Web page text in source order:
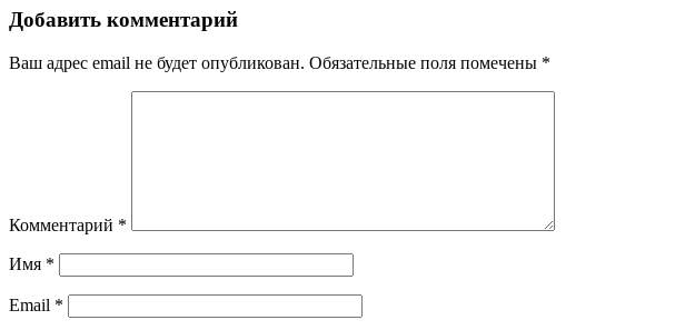
Добавить комментарий
Ваш адрес email не будет опубликован. Обязательные поля помечены *
Комментарий *
Имя *
Email *